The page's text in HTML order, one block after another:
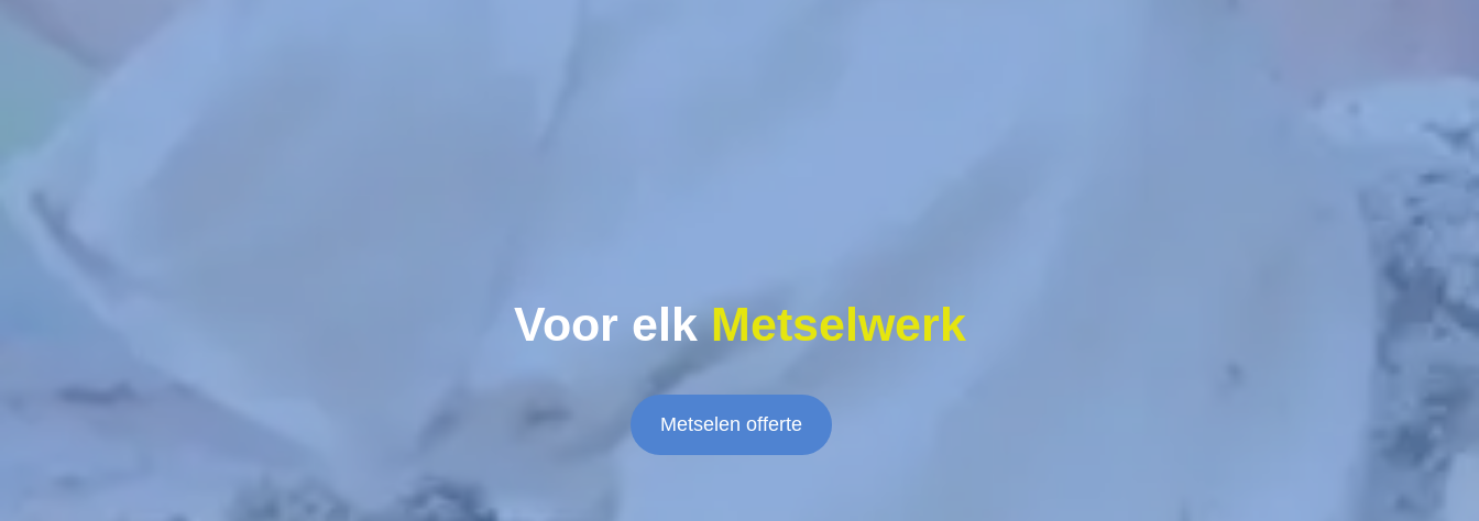
Voor elkMetselwerk
Metselen offerte